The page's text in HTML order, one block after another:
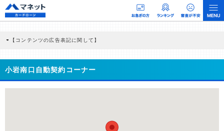
【コンテンツの広告表記に関して】
商品を根拠なくPRするものではなく、当編集部の調査／ユーザーへの口コミ収集な
どに基づき、公平性を担保した情報提供を行っています。
>提携企業一覧
小岩南口自動契約コーナー